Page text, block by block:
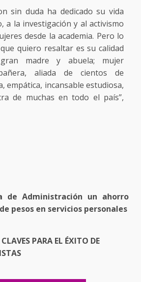
sin duda ha dedicado su vida
a la investigación y al activismo
desde la academia. Pero lo
quiero resaltar es su calidad
madre y abuela; mujer
aliada de cientos de
empática, incansable estudiosa,
de muchas en todo el país”,
de Administración un ahorro
pesos en servicios personales
PARA EL ÉXITO DE